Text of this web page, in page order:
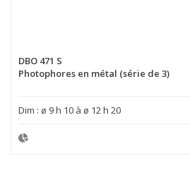
DBO 471 S
Photophores en métal (série de 3)
Dim : ø 9 h 10 à ø 12 h 20